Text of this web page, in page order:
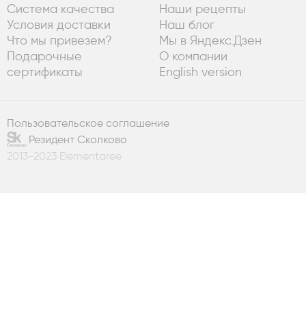
Система качества
Условия доставки
Что мы привезем?
Подарочные
сертификаты
Наши рецепты
Наш блог
Мы в Яндекс.Дзен
О компании
English version
Пользовательское соглашение
Резидент Сколково
2013-2023 Elementaree